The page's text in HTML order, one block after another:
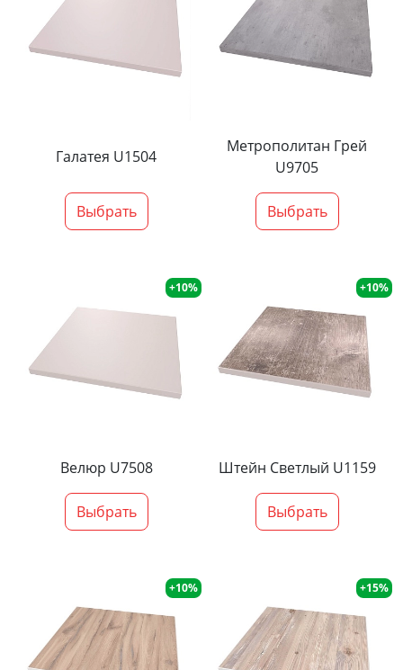
Галатея U1504
Выбрать
Метрополитан Грей
U9705
Выбрать
+10%
Велюр U7508
Выбрать
+10%
Штейн Светлый U1159
Выбрать
+10% +15%